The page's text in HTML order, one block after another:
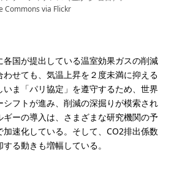
Commons via Flickr
国が提出している温室効果ガスの削減
わせても、気温上昇を２度未満に抑える
ま「パリ協定」を遵守するため、世界
フトが進み、削減の深掘りが模索され
ーの導入は、さまざまな研究機関の予
速化している。そして、CO2排出係数
る動きも増幅している。